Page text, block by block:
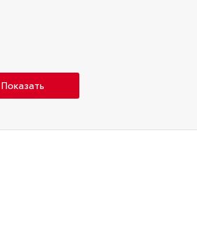
Показать